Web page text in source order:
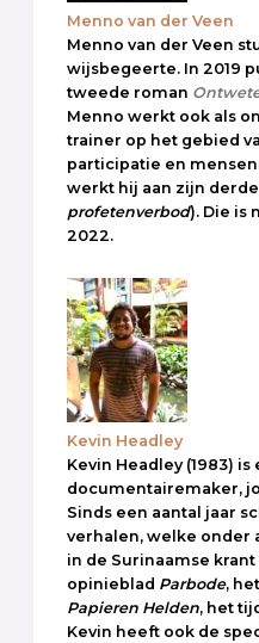
Menno van der Veen
Menno van der Veen
wijsbegeerte. In 2019
tweede roman
Menno werkt ook als
trainer op het gebied
participatie en
werkt hij aan zijn
profetenverbod). Die is
2022.
Kevin Headley
Kevin Headley (1983)
documentairemaker,
Sinds een aantal jaar
verhalen, welke onder
in de Surinaamse krant
opinieblad Parbode,
Papieren Helden, het
Kevin heeft ook de